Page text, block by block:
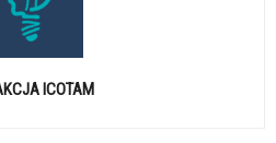
ICOTAM